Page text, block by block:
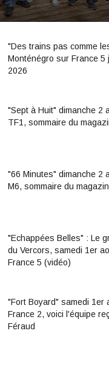
"Des trains pas comme
Monténégro sur France 5
2026
"Sept à Huit" dimanche 2
TF1, sommaire du
"66 Minutes" dimanche 2
M6, sommaire du
"Echappées Belles" : Le
du Vercors, samedi 1er
France 5 (vidéo)
"Fort Boyard" samedi 1er
France 2, voici l'équipe
Féraud